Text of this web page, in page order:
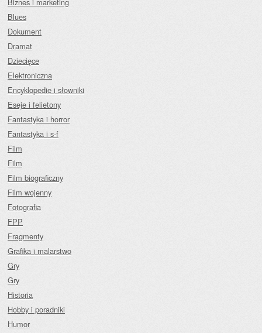
Blues
Dokument
Dramat
Dziecięce
Elektroniczna
Encyklopedie i słowniki
Eseje i felietony
Fantastyka i horror
Fantastyka i s-f
Film
Film
Film biograficzny
Film wojenny
Fotografia
FPP
Fragmenty
Grafika i malarstwo
Gry
Gry
Historia
Hobby i poradniki
Humor